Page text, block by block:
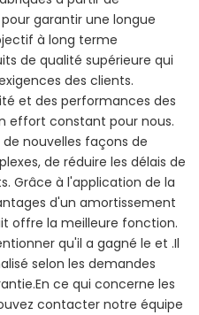
garantir une longue
à long terme
de qualité supérieure qui
des clients.
et des performances des
effort constant pour nous.
nouvelles façons de
de réduire les délais de
Grâce à l'application de la
d'un amortissement
offre la meilleure fonction.
qu'il a gagné le et .Il
selon les demandes
ce qui concerne les
contacter notre équipe